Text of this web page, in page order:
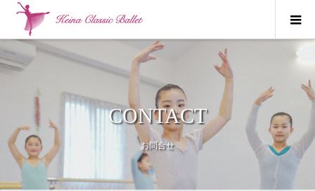
CONTACT
お問合せ